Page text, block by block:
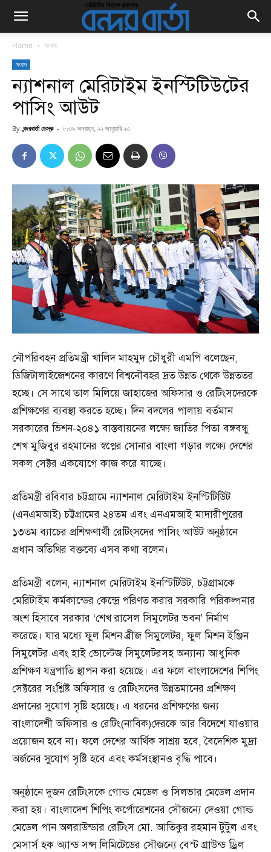
Home সংবাদ
সংবাদ
ন্যাশনাল মেরিটাইম ইনস্টিটিউটের
পাসিং আউট
By বন্দরবার্তা ডেস্ক - ৮:৩৯ অপরাহ্ন, ২২ জানুয়ারি ২৩
নৌপরিবহন প্রতিমন্ত্রী খালিদ মাহমুদ চৌধুরী এমপি বলেছেন,
ডিজিটালাইজেশনের কারণে বিশ্বনৌবহর দ্রত উন্নত থেকে উন্নততর
হচ্ছে। সে সাথে তাল মিলিয়ে জাহাজের অফিসার ও রেটিংসদেরকে
প্রশিক্ষণের ব্যবস্থা করতে হচ্ছে। দিন বদলের পালায় বর্তমান
সরকারের ভিশন-২০৪১ বাস্তবায়নের লক্ষ্যে জাতির পিতা বঙ্গবন্ধু
শেখ মুজিবুর রহমানের স্বপ্নের সোনার বাংলা গড়ার লক্ষ্যে দেশের
সকল সেক্টর একযোগে কাজ করে যাচ্ছে।
প্রতিমন্ত্রী রবিবার চট্টগ্রামে ন্যাশনাল মেরিটাইম ইনস্টিটিউিট
(এনএমআই) চট্টগ্রামের ২৪তম এবং এনএমআই মাদারীপুরের
১৩তম ব্যাচের প্রশিক্ষণার্থী রেটিংসদের পাসিং আউট অনুষ্ঠানে
প্রধান অতিথির বক্তব্যে এসব কথা বলেন।
প্রতিমন্ত্রী বলেন, ন্যাশনাল মেরিটাইম ইনস্টিটিউট, চট্টগ্রামকে
মেরিটাইম কর্মকান্ডের কেন্দ্রে পরিণত করার সরকারি পরিকল্পনার
অংশ হিসাবে সরকার ‘শেখ রাসেল সিমুলেটর ভবন’ নির্মাণ
করেছে। যার মধ্যে ফুল মিশন ব্রীজ সিমুলেটর, ফুল মিশন ইঞ্জিন
সিমুলেটর এবং হাই ভোল্টেজ সিমুলেটরসহ অন্যান্য আধুনিক
প্রশিক্ষণ যন্ত্রপাতি স্থাপন করা হয়েছে। এর ফলে বাংলাদেশের শিপিং
সেক্টরের সংশ্লিষ্ট অফিসার ও রেটিংসদের উন্নতমানের প্রশিক্ষণ
প্রদানের সুযোগ সৃষ্টি হয়েছে। এ ধরনের প্রশিক্ষণের জন্য
বাংলাদেশী অফিসার ও রেটিং(নাবিক)দেরকে আর বিদেশে যাওয়ার
প্রয়োজন হবে না। ফলে দেশের আর্থিক সাশ্রয় হবে, বৈদেশিক মুদ্রা
অর্জনের সুযোগ সৃষ্টি হবে এবং কর্মসংস্থানও বৃদ্ধি পাবে।
অনুষ্ঠানে দুজন রেটিংসকে গোল্ড মেডেল ও সিলভার মেডেল প্রদান
করা হয়। বাংলাদেশ শিপিং কর্পোরেশনের সৌজন্যে দেওয়া গোল্ড
মেডেল পান অলরাউন্ডার রেটিংস মো. আতিকুর রহমান টুটুল এবং
মেসার্স হক অ্যান্ড সন্স লিমিটেডের সৌজন্যে বেস্ট গ্রাউন্ড ড্রিল